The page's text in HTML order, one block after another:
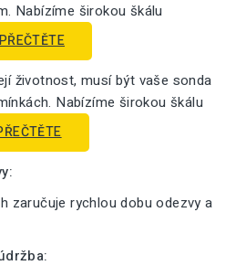
Nabízíme širokou škálu
PŘEČTĚTE
životnost, musí být vaše sonda
Nabízíme širokou škálu
zaručuje rychlou dobu odezvy a